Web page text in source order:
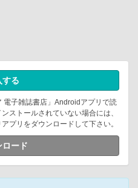
する
電子雑誌書店」Androidアプリで読
ストールされていない場合には、
プリをダウンロードして下さい。
ロード